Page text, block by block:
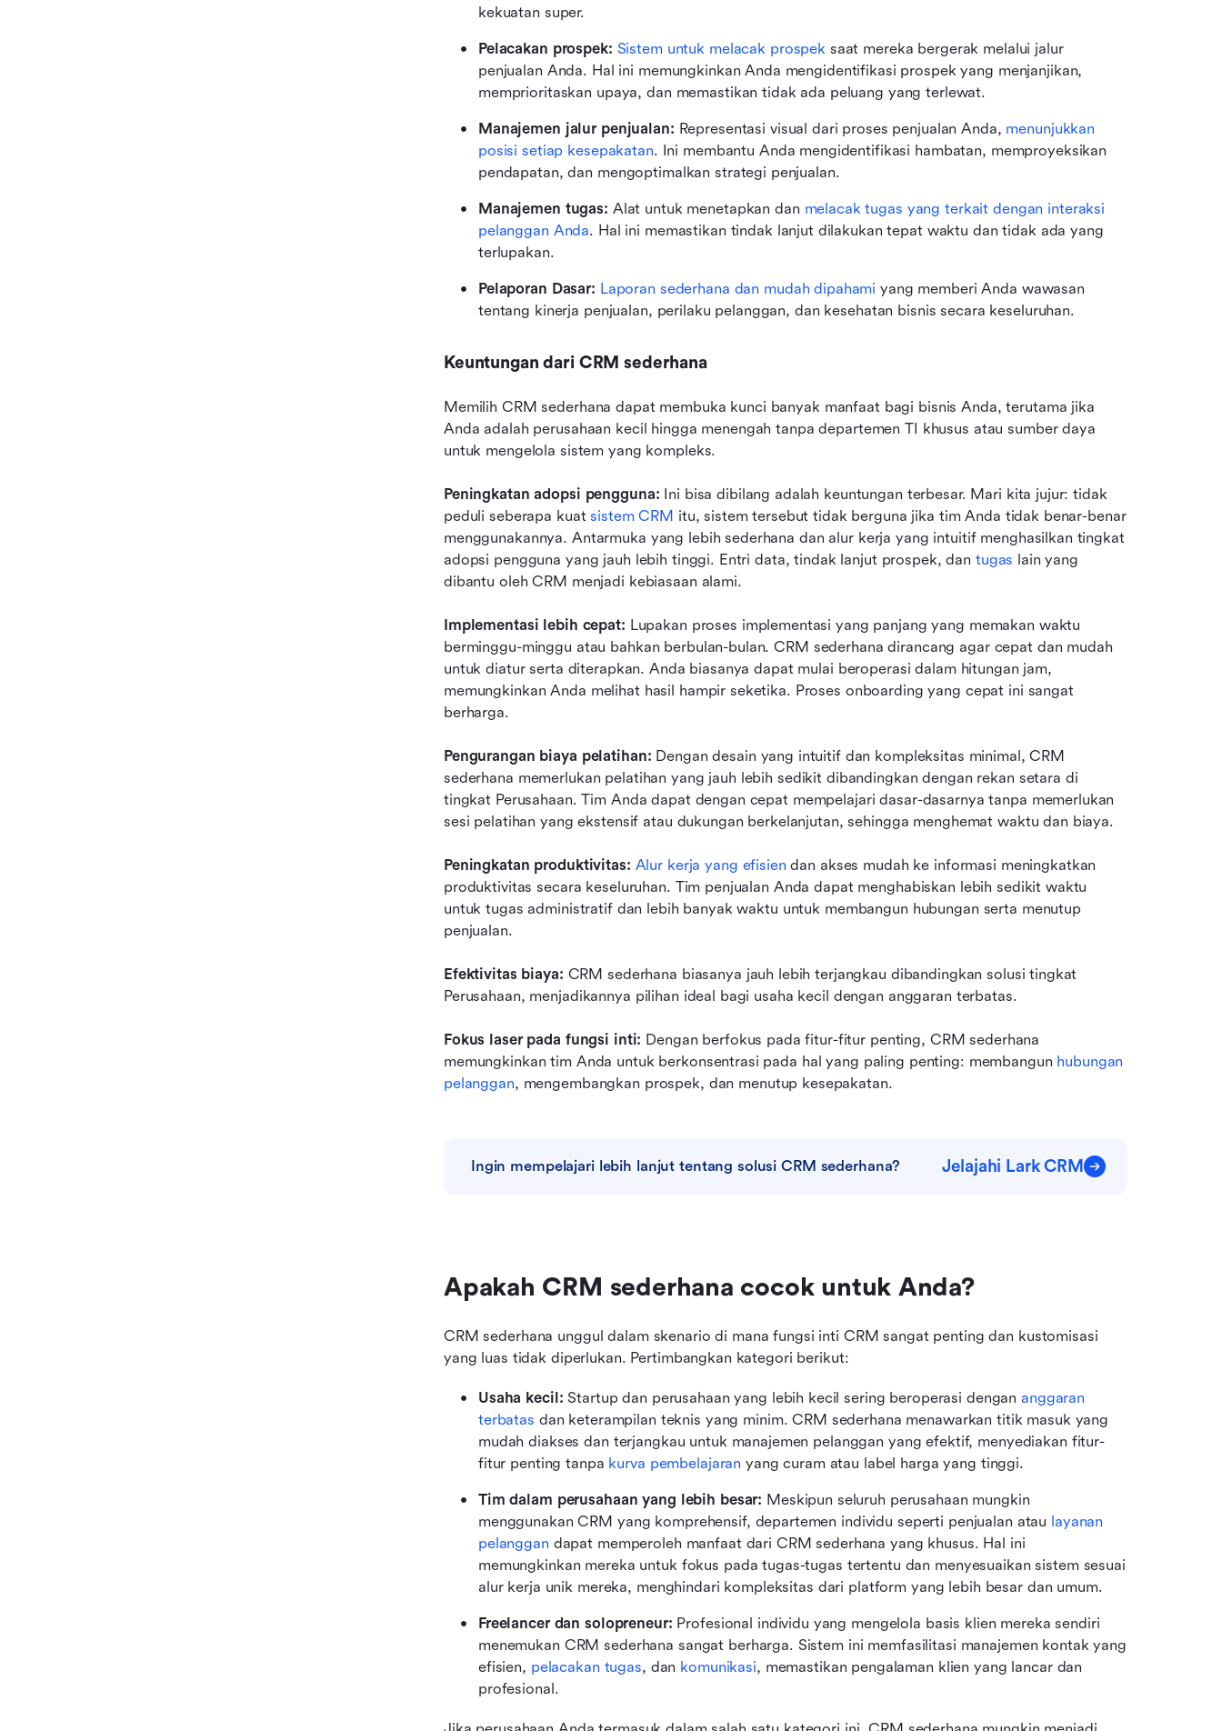
kekuatan super.
Pelacakan prospek: Sistem untuk melacak prospek saat mereka bergerak melalui jalur
penjualan Anda. Hal ini memungkinkan Anda mengidentifikasi prospek yang menjanjikan,
memprioritaskan upaya, dan memastikan tidak ada peluang yang terlewat.
Manajemen jalur penjualan: Representasi visual dari proses penjualan Anda, menunjukkan
posisi setiap kesepakatan. Ini membantu Anda mengidentifikasi hambatan, memproyeksikan
pendapatan, dan mengoptimalkan strategi penjualan.
Manajemen tugas: Alat untuk menetapkan dan melacak tugas yang terkait dengan interaksi
pelanggan Anda. Hal ini memastikan tindak lanjut dilakukan tepat waktu dan tidak ada yang
terlupakan.
Pelaporan Dasar: Laporan sederhana dan mudah dipahami yang memberi Anda wawasan
tentang kinerja penjualan, perilaku pelanggan, dan kesehatan bisnis secara keseluruhan.
Keuntungan dari CRM sederhana
Memilih CRM sederhana dapat membuka kunci banyak manfaat bagi bisnis Anda, terutama jika
Anda adalah perusahaan kecil hingga menengah tanpa departemen TI khusus atau sumber daya
untuk mengelola sistem yang kompleks.
Peningkatan adopsi pengguna: Ini bisa dibilang adalah keuntungan terbesar. Mari kita jujur: tidak
peduli seberapa kuat sistem CRM itu, sistem tersebut tidak berguna jika tim Anda tidak benar-benar
menggunakannya. Antarmuka yang lebih sederhana dan alur kerja yang intuitif menghasilkan tingkat
adopsi pengguna yang jauh lebih tinggi. Entri data, tindak lanjut prospek, dan tugas lain yang
dibantu oleh CRM menjadi kebiasaan alami.
Implementasi lebih cepat: Lupakan proses implementasi yang panjang yang memakan waktu
berminggu-minggu atau bahkan berbulan-bulan. CRM sederhana dirancang agar cepat dan mudah
untuk diatur serta diterapkan. Anda biasanya dapat mulai beroperasi dalam hitungan jam,
memungkinkan Anda melihat hasil hampir seketika. Proses onboarding yang cepat ini sangat
berharga.
Pengurangan biaya pelatihan: Dengan desain yang intuitif dan kompleksitas minimal, CRM
sederhana memerlukan pelatihan yang jauh lebih sedikit dibandingkan dengan rekan setara di
tingkat Perusahaan. Tim Anda dapat dengan cepat mempelajari dasar-dasarnya tanpa memerlukan
sesi pelatihan yang ekstensif atau dukungan berkelanjutan, sehingga menghemat waktu dan biaya.
Peningkatan produktivitas: Alur kerja yang efisien dan akses mudah ke informasi meningkatkan
produktivitas secara keseluruhan. Tim penjualan Anda dapat menghabiskan lebih sedikit waktu
untuk tugas administratif dan lebih banyak waktu untuk membangun hubungan serta menutup
penjualan.
Efektivitas biaya: CRM sederhana biasanya jauh lebih terjangkau dibandingkan solusi tingkat
Perusahaan, menjadikannya pilihan ideal bagi usaha kecil dengan anggaran terbatas.
Fokus laser pada fungsi inti: Dengan berfokus pada fitur-fitur penting, CRM sederhana
memungkinkan tim Anda untuk berkonsentrasi pada hal yang paling penting: membangun hubungan
pelanggan, mengembangkan prospek, dan menutup kesepakatan.
Ingin mempelajari lebih lanjut tentang solusi CRM sederhana? Jelajahi Lark CRM
Apakah CRM sederhana cocok untuk Anda?
CRM sederhana unggul dalam skenario di mana fungsi inti CRM sangat penting dan kustomisasi
yang luas tidak diperlukan. Pertimbangkan kategori berikut:
Usaha kecil: Startup dan perusahaan yang lebih kecil sering beroperasi dengan anggaran
terbatas dan keterampilan teknis yang minim. CRM sederhana menawarkan titik masuk yang
mudah diakses dan terjangkau untuk manajemen pelanggan yang efektif, menyediakan fitur-
fitur penting tanpa kurva pembelajaran yang curam atau label harga yang tinggi.
Tim dalam perusahaan yang lebih besar: Meskipun seluruh perusahaan mungkin
menggunakan CRM yang komprehensif, departemen individu seperti penjualan atau layanan
pelanggan dapat memperoleh manfaat dari CRM sederhana yang khusus. Hal ini
memungkinkan mereka untuk fokus pada tugas-tugas tertentu dan menyesuaikan sistem sesuai
alur kerja unik mereka, menghindari kompleksitas dari platform yang lebih besar dan umum.
Freelancer dan solopreneur: Profesional individu yang mengelola basis klien mereka sendiri
menemukan CRM sederhana sangat berharga. Sistem ini memfasilitasi manajemen kontak yang
efisien, pelacakan tugas, dan komunikasi, memastikan pengalaman klien yang lancar dan
profesional.